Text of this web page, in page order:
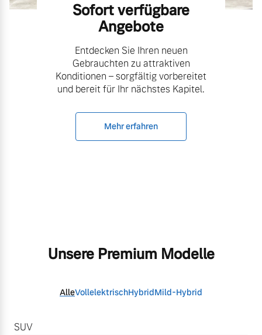
Sofort verfügbare
Angebote
Entdecken Sie Ihren neuen
Gebrauchten zu attraktiven
Konditionen – sorgfältig vorbereitet
und bereit für Ihr nächstes Kapitel.
Mehr erfahren
Unsere Premium Modelle
AlleVollelektrischHybridMild-Hybrid
SUV